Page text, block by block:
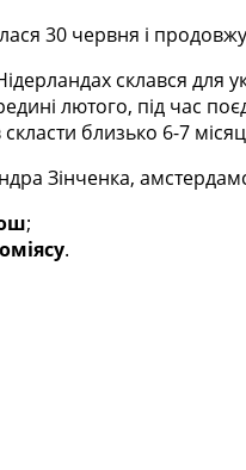
30 червня і
склався для
лютого, під час
близько 6-7
Зінченка,
;
.